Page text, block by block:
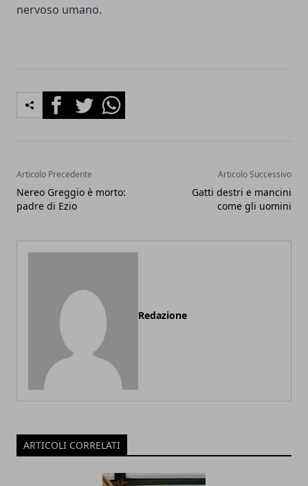
nervoso umano.
FacebookTwitterWhatsapp
Articolo Precedente
Nereo Greggio è morto:
padre di Ezio
Articolo Successivo
Gatti destri e mancini
come gli uomini
Redazione
ARTICOLI CORRELATI